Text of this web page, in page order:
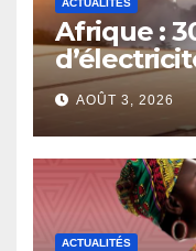
ACTUALITÉS
Afrique :
2030
AOÛT 3, 2026
ACTUALITÉS